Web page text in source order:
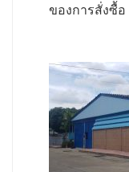
ของการสั่งซื้อ